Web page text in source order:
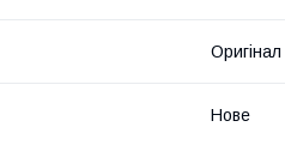
Оригінал
Нове